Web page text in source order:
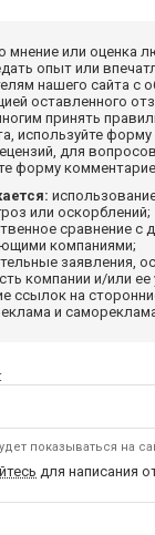
мнение или оценка
опыт или
нашего сайта с
оставленного
принять
используйте
для
форму
или оскорблений;
сравнение с
компаниями;
заявления,
компании и/или ее
ссылок на
и
показываться на
для написания